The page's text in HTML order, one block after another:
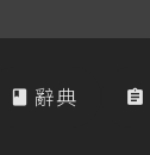
 辭典 